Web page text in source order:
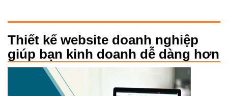
Thiết kế website doanh nghiệp
giúp bạn kinh doanh dễ dàng hơn